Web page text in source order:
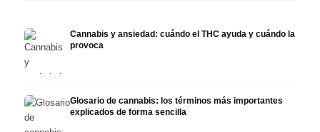
Cannabis y ansiedad: cuándo el THC ayuda y cuándo la
provoca
Glosario de cannabis: los términos más importantes
explicados de forma sencilla